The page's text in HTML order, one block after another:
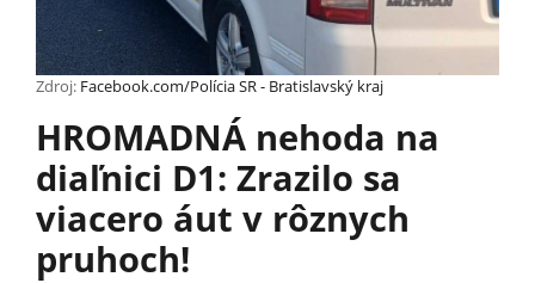
Zdroj: Facebook.com/Polícia SR - Bratislavský kraj
HROMADNÁ nehoda na
diaľnici D1: Zrazilo sa
viacero áut v rôznych
pruhoch!